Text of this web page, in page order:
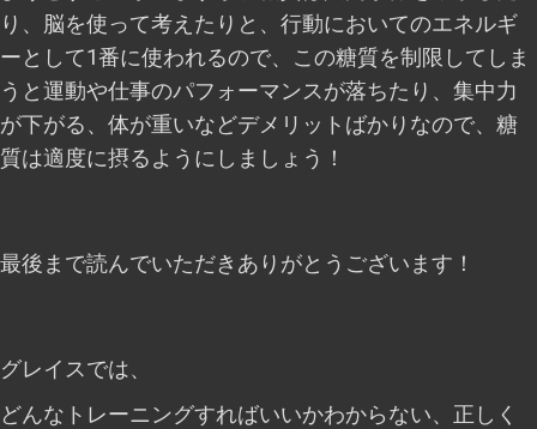
り、脳を使って考えたりと、行動においてのエネルギ
ーとして1番に使われるので、この糖質を制限してしま
うと運動や仕事のパフォーマンスが落ちたり、集中力
が下がる、体が重いなどデメリットばかりなので、糖
質は適度に摂るようにしましょう！
最後まで読んでいただきありがとうございます！
グレイスでは、
どんなトレーニングすればいいかわからない、正しく